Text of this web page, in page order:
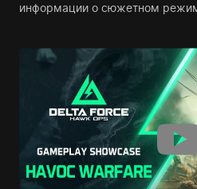
информации о сюжетном